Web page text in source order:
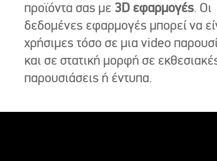
προϊόντα σας με 3D εφαρμογές. Οι
δεδομένες εφαρμογές μπορεί να
χρήσιμες τόσο σε μια video
και σε στατική μορφή σε
παρουσιάσεις ή έντυπα.